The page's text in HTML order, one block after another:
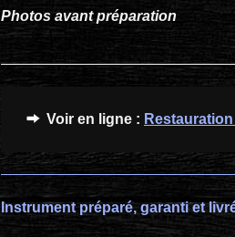
Photos avant préparation
Voir en ligne :
Instrument préparé, garanti et